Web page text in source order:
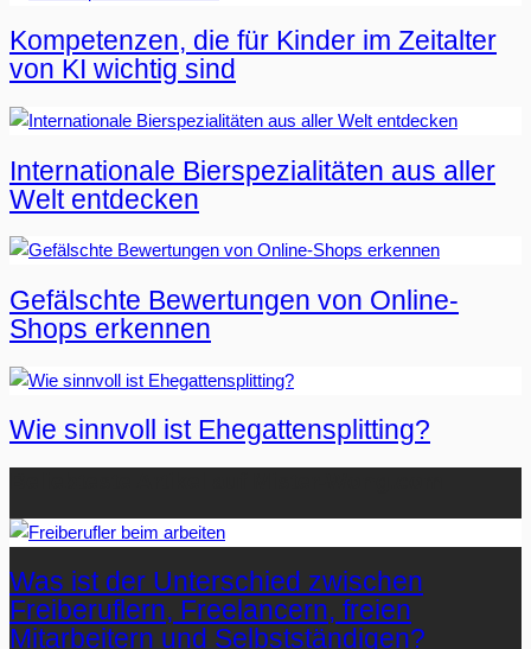
Kompetenzen, die für Kinder im Zeitalter
von KI wichtig sind
Internationale Bierspezialitäten aus aller
Welt entdecken
Gefälschte Bewertungen von Online-
Shops erkennen
Wie sinnvoll ist Ehegattensplitting?
Was ist der Unterschied zwischen
Freiberuflern, Freelancern, freien
Mitarbeitern und Selbstständigen?